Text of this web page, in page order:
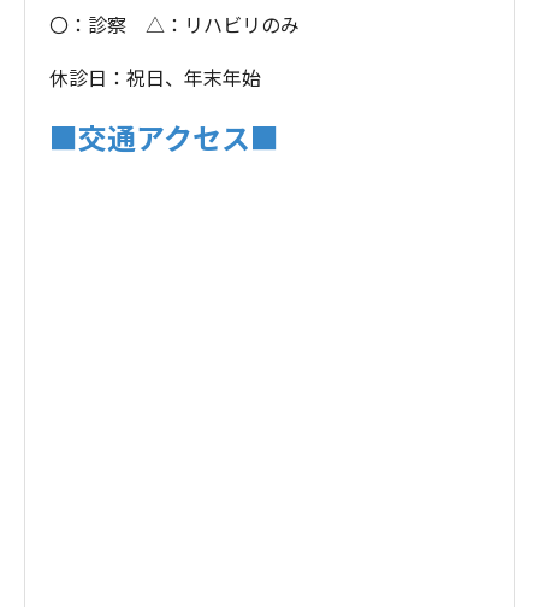
〇：診察 △：リハビリのみ
休診日：祝日、年末年始
■交通アクセス■